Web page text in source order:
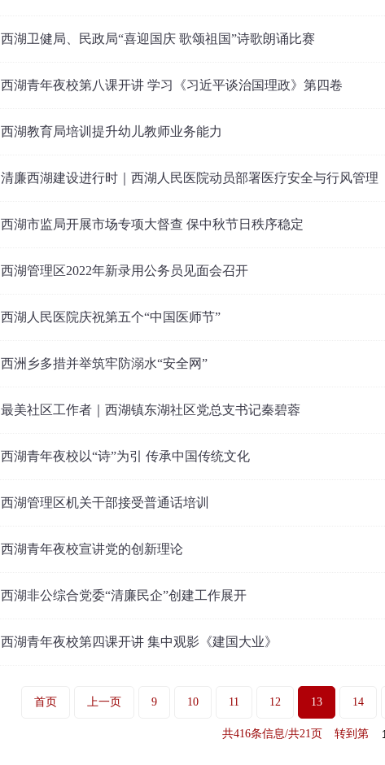
西湖卫健局、民政局“喜迎国庆 歌颂祖国”诗歌朗诵比赛
西湖青年夜校第八课开讲 学习《习近平谈治国理政》第四卷
西湖教育局培训提升幼儿教师业务能力
清廉西湖建设进行时｜西湖人民医院动员部署医疗安全与行风管理
西湖市监局开展市场专项大督查 保中秋节日秩序稳定
西湖管理区2022年新录用公务员见面会召开
西湖人民医院庆祝第五个“中国医师节”
西洲乡多措并举筑牢防溺水“安全网”
最美社区工作者｜西湖镇东湖社区党总支书记秦碧蓉
西湖青年夜校以“诗”为引 传承中国传统文化
西湖管理区机关干部接受普通话培训
西湖青年夜校宣讲党的创新理论
西湖非公综合党委“清廉民企”创建工作展开
西湖青年夜校第四课开讲 集中观影《建国大业》
首页 上一页 9 10 11 12 13 14
共416条信息/共21页 转到第